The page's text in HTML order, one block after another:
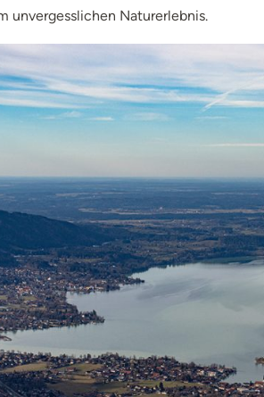
unvergesslichen Naturerlebnis.